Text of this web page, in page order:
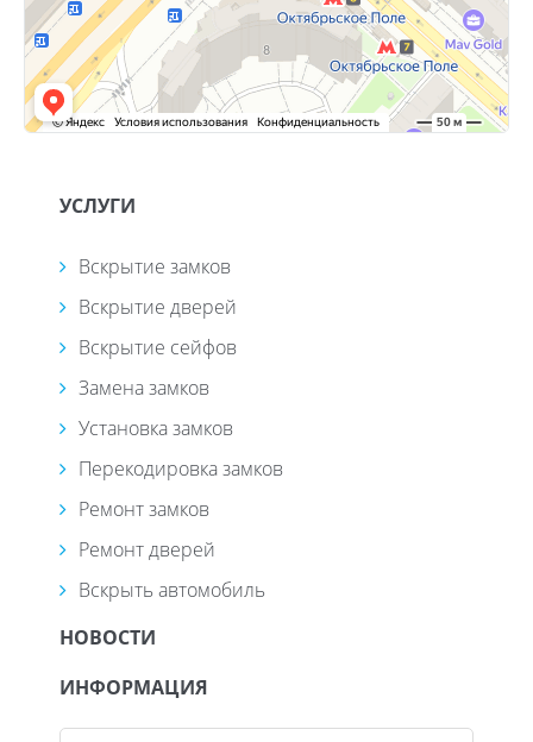
УСЛУГИ
Вскрытие замков
Вскрытие дверей
Вскрытие сейфов
Замена замков
Установка замков
Перекодировка замков
Ремонт замков
Ремонт дверей
Вскрыть автомобиль
НОВОСТИ
ИНФОРМАЦИЯ